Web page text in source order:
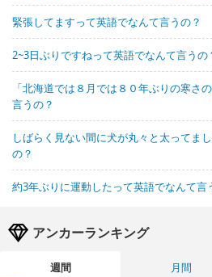
緊張してますって英語でなんて言うの？
2~3日ぶりですねって英語でなんて言うの
「北海道では８月では８０年ぶりの寒さ
言うの？
しばらく見ない間に犬が丸々と太ってま
の？
約3年ぶりに運動したって英語でなんて言
アンカーランキング
週間 月間